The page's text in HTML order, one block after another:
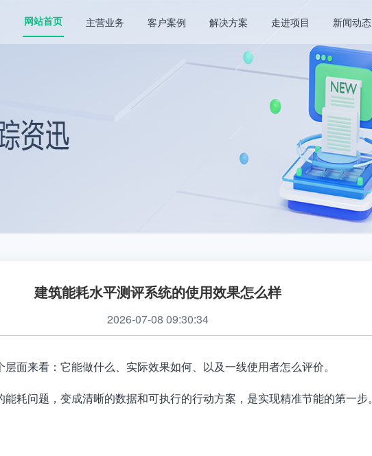
网站首页 主营业务 客户案例 解决方案 走进项目 新闻动态
建筑能耗水平测评系统的使用效果怎么样
2026-07-08 09:30:34
面来看： 它能做什么、实际效果如何、以及一线使用者怎么评价。
能耗问题，变成清晰的数据和可执行的行动方案 ，是实现精准节能的第一步。